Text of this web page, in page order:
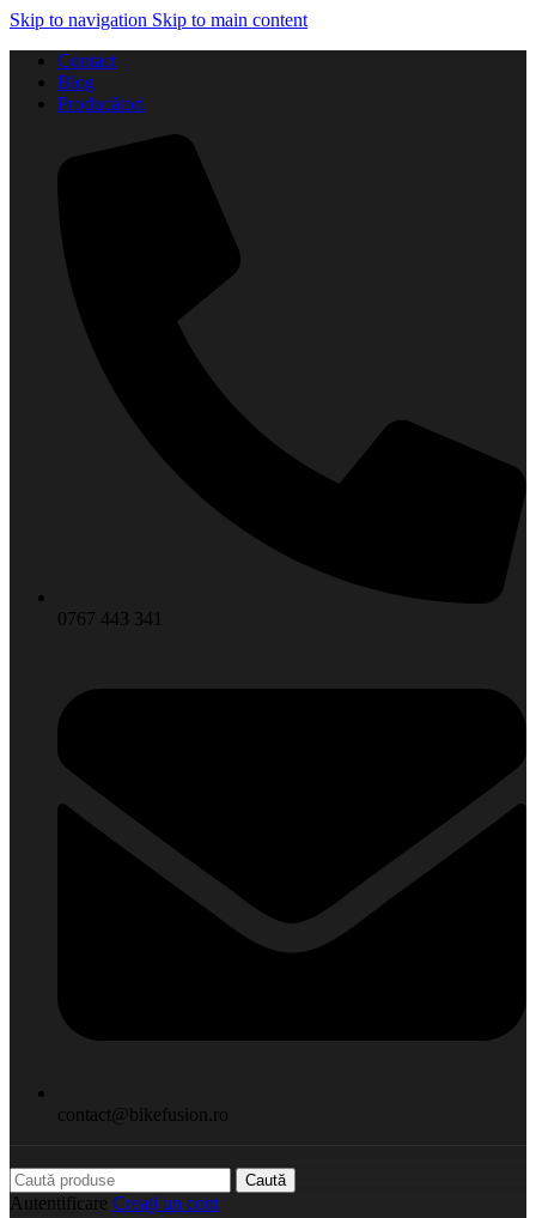
Skip to navigation Skip to main content
Contact
Blog
Producători
0767 443 341
contact@bikefusion.ro
Caută
Autentificare Creați un cont